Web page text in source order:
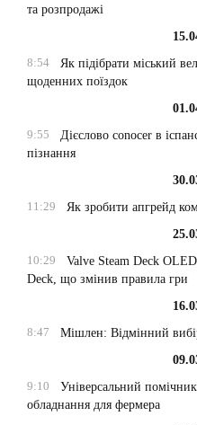
та розпродажі
8:54
Як підібрати міський
щоденних поїздок
9:55
Дієслово conocer в
пізнання
11:29
Як зробити апгрейд
10:29
Valve Steam Deck
Deck, що змінив правила гри
8:47
Мішлен: Відмінний
9:10
Універсальний
обладнання для фермера